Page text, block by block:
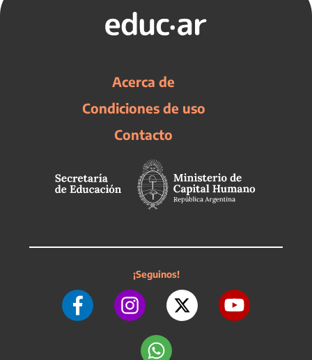
Acerca de
Condiciones de uso
Contacto
¡Seguinos!